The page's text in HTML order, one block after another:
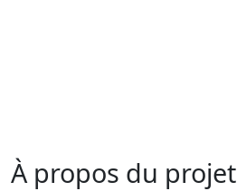
À propos du projet